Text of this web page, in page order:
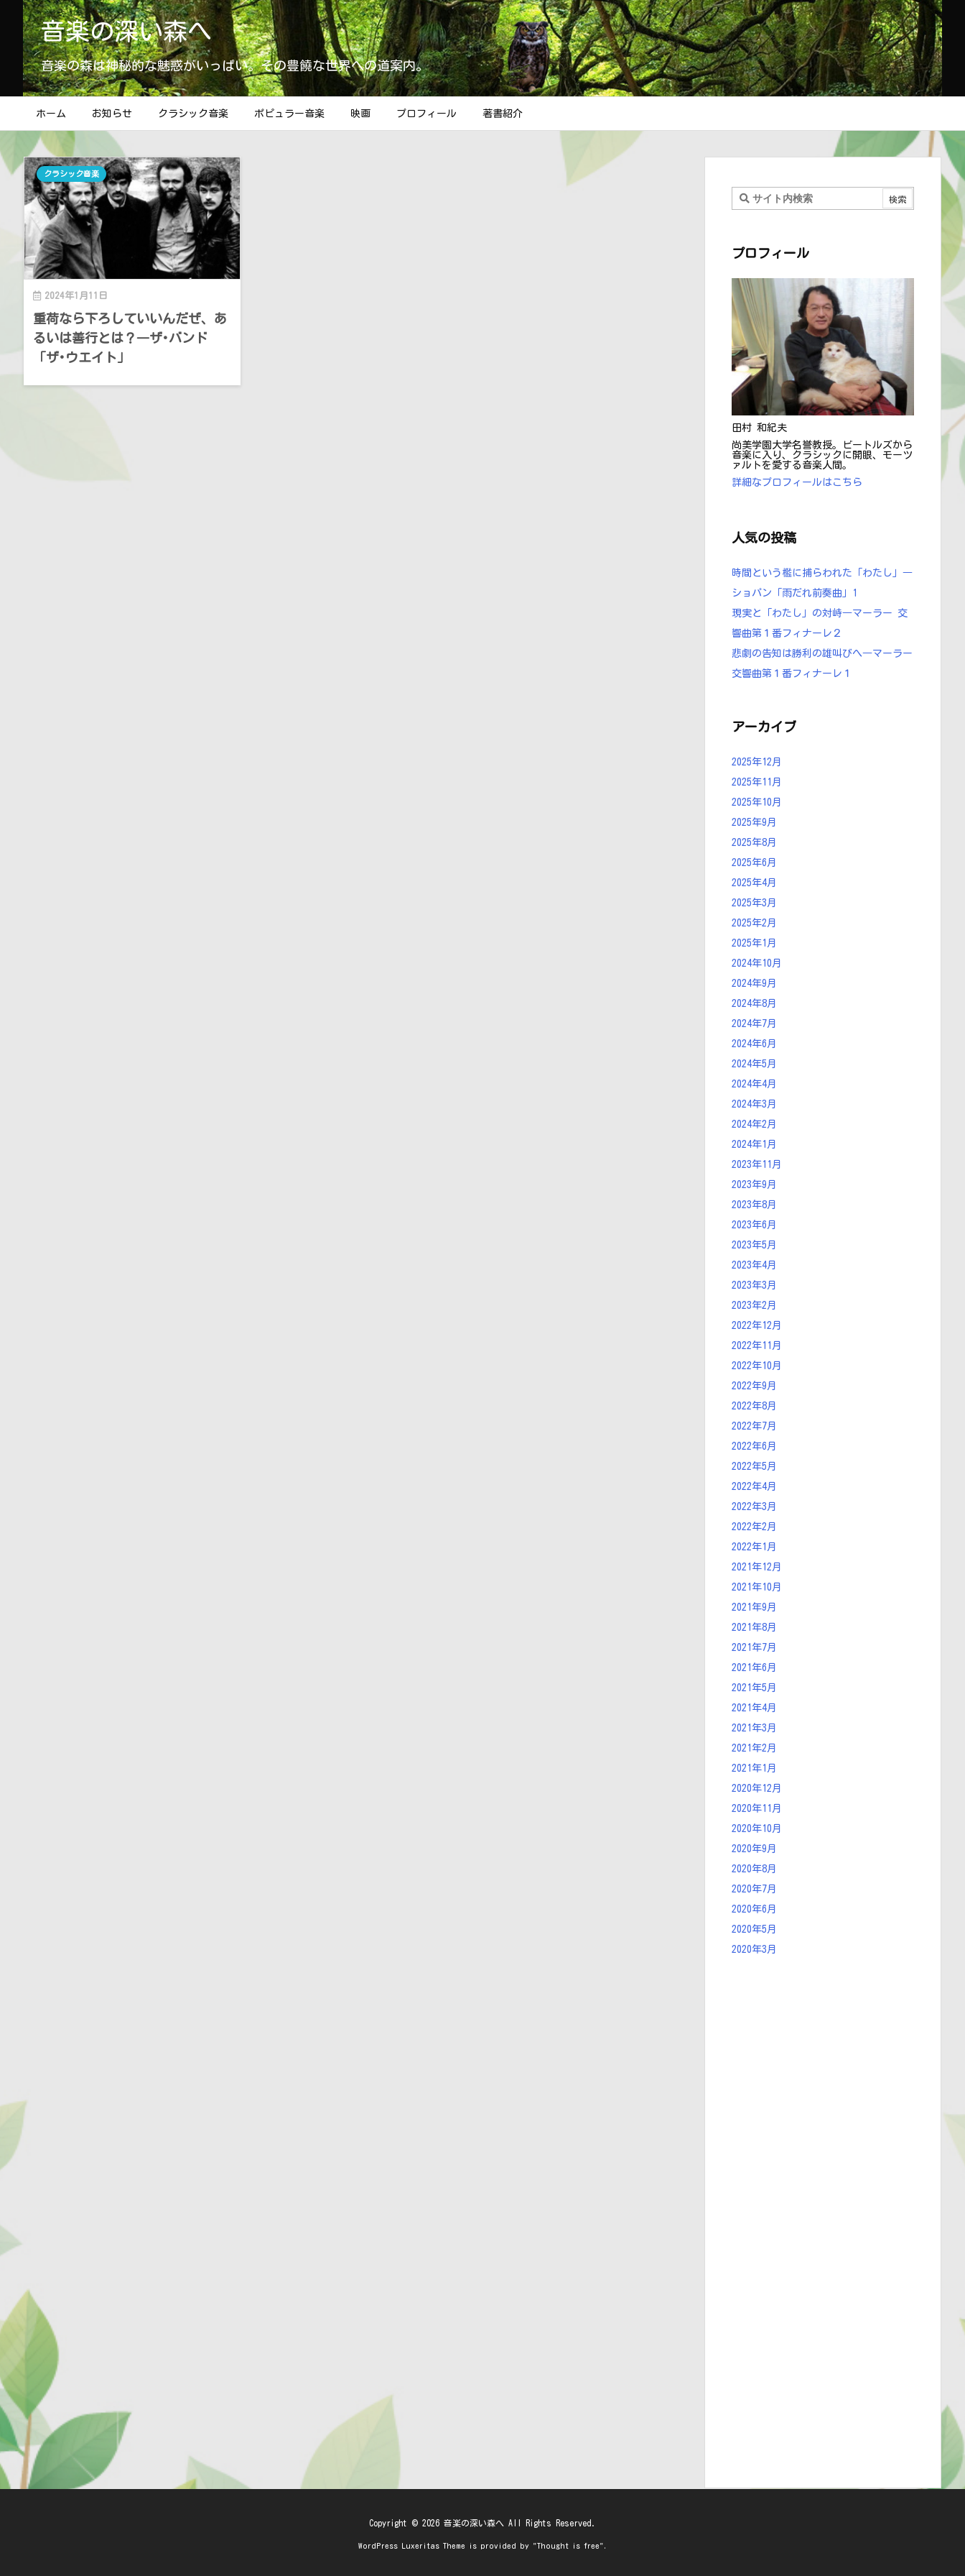
音楽の深い森へ
音楽の森は神秘的な魅惑がいっぱい。その豊饒な世界への道案内。
ホーム お知らせ クラシック音楽 ポピュラー音楽 映画 プロフィール 著書紹介
2024年1月11日
クラシック音楽
重荷なら下ろしていいんだぜ、あ
るいは善行とは？―ザ･バンド
「ザ･ウエイト」
プロフィール
田村 和紀夫
尚美学園大学名誉教授。ビートルズから
音楽に入り、クラシックに開眼、モーツ
ァルトを愛する音楽人間。
詳細なプロフィールはこちら
人気の投稿
時間という檻に捕らわれた「わたし」―
ショパン ｢雨だれ前奏曲」1
現実と「わたし」の対峙―マーラー 交
響曲第１番フィナーレ２
悲劇の告知は勝利の雄叫びへ―マーラー
交響曲第１番フィナーレ１
アーカイブ
2025年12月
2025年11月
2025年10月
2025年9月
2025年8月
2025年6月
2025年4月
2025年3月
2025年2月
2025年1月
2024年10月
2024年9月
2024年8月
2024年7月
2024年6月
2024年5月
2024年4月
2024年3月
2024年2月
2024年1月
2023年11月
2023年9月
2023年8月
2023年6月
2023年5月
2023年4月
2023年3月
2023年2月
2022年12月
2022年11月
2022年10月
2022年9月
2022年8月
2022年7月
2022年6月
2022年5月
2022年4月
2022年3月
2022年2月
2022年1月
2021年12月
2021年10月
2021年9月
2021年8月
2021年7月
2021年6月
2021年5月
2021年4月
2021年3月
2021年2月
2021年1月
2020年12月
2020年11月
2020年10月
2020年9月
2020年8月
2020年7月
2020年6月
2020年5月
2020年3月
Copyright © 2026 音楽の深い森へ All Rights Reserved.
WordPress Luxeritas Theme is provided by "Thought is free".